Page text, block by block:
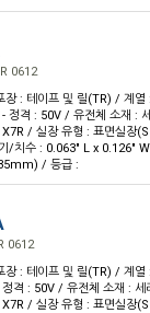
0612
: 테이프 및 릴(TR) / 계열
정격 : 50V / 유전체 소재 :
/ 실장 유형 : 표면실장
/치수 : 0.063" L x 0.126"
/ 등급 :
0612
: 테이프 및 릴(TR) / 계열
격 : 50V / 유전체 소재 : 세
/ 실장 유형 : 표면실장